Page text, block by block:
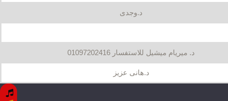
د.وجدى
د. ميريام ميشيل للاستفسار 01097202416
د.هانى عزيز